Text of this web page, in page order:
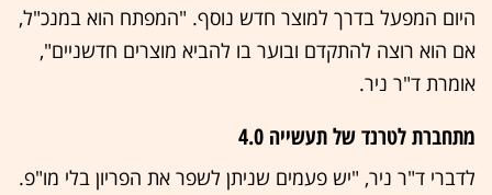
היום המפעל בדרך למוצר חדש נוסף. "המפתח הוא במנכ"ל,
אם הוא רוצה להתקדם ובוער בו להביא מוצרים חדשניים",
אומרת ד"ר ניר.
מתחברת לטרנד של תעשייה 4.0
לדברי ד"ר ניר, "יש פעמים שניתן לשפר את הפריון בלי מו"פ.